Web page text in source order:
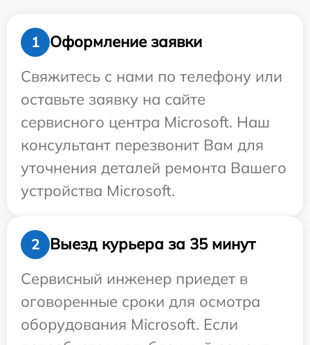
1
Оформление заявки
Свяжитесь с нами по телефону или
оставьте заявку на сайте
сервисного центра Microsoft. Наш
консультант перезвонит Вам для
уточнения деталей ремонта Вашего
устройства Microsoft.
2
Выезд курьера за 35 минут
Сервисный инженер приедет в
оговоренные сроки для осмотра
оборудования Microsoft. Если